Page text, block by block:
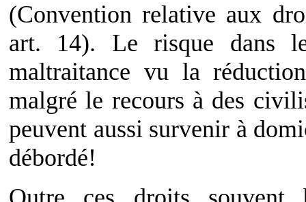
(Convention relative aux
art. 14). Le risque dans
maltraitance vu la
malgré le recours à des
peuvent aussi survenir à
débordé!